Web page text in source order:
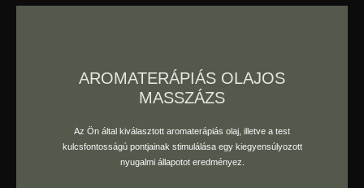
AROMATERÁPIÁS OLAJOS
MASSZÁZS
Az Ön által kiválasztott aromaterápiás olaj, illetve a test
kulcsfontosságú pontjainak stimulálása egy kiegyensúlyozott
nyugalmi állapotot eredményez.